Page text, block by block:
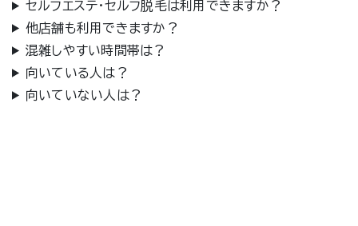
セルフエステ・セルフ脱毛は利用できますか？
他店舗も利用できますか？
混雑しやすい時間帯は？
向いている人は？
向いていない人は？